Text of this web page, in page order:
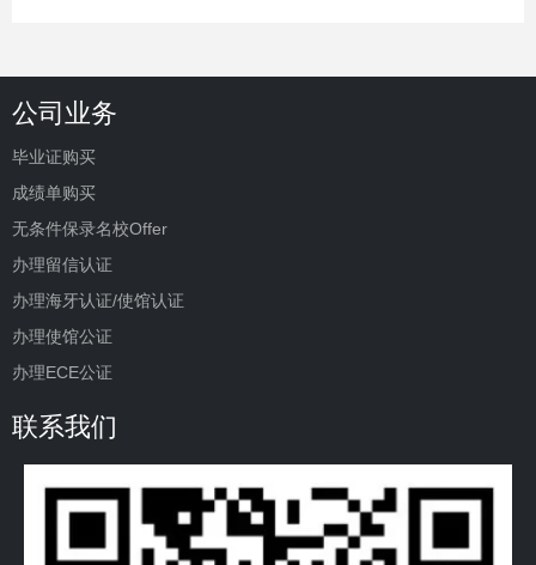
公司业务
毕业证购买
成绩单购买
无条件保录名校Offer
办理留信认证
办理海牙认证/使馆认证
办理使馆公证
办理ECE公证
联系我们